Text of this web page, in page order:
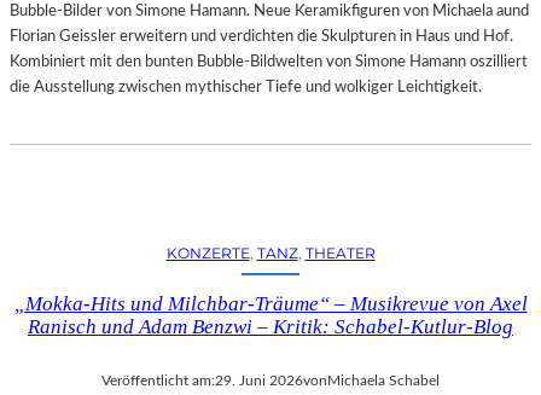
Bubble-Bilder von Simone Hamann. Neue Keramikfiguren von Michaela aund
Florian Geissler erweitern und verdichten die Skulpturen in Haus und Hof.
Kombiniert mit den bunten Bubble-Bildwelten von Simone Hamann oszilliert
die Ausstellung zwischen mythischer Tiefe und wolkiger Leichtigkeit.
KONZERTE, TANZ, THEATER
„Mokka-Hits und Milchbar-Träume“ – Musikrevue von Axel
Ranisch und Adam Benzwi – Kritik: Schabel-Kutlur-Blog
Veröffentlicht am:29. Juni 2026vonMichaela Schabel